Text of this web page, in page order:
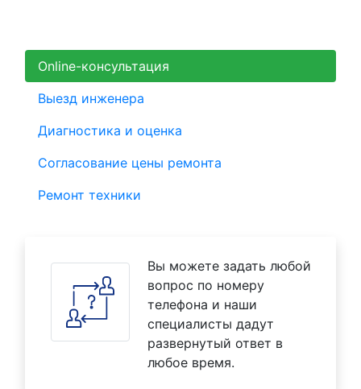
Online-консультация
Выезд инженера
Диагностика и оценка
Согласование цены ремонта
Ремонт техники
Вы можете задать любой
вопрос по номеру
телефона и наши
специалисты дадут
развернутый ответ в
любое время.